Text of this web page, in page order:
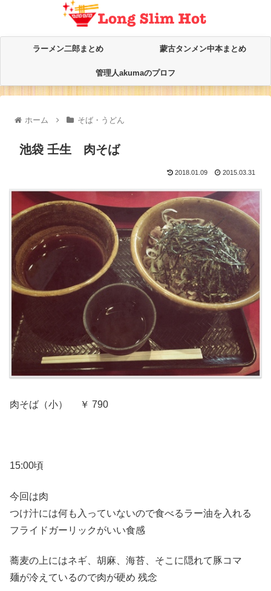
ラーメン二郎まとめ 蒙古タンメン中本まとめ
管理人akumaのプロフ
ホーム そば・うどん
池袋 壬生 肉そば
2018.01.09 2015.03.31
肉そば（小） ￥ 790
15:00頃
今回は肉
つけ汁には何も入っていないので食べるラー油を入れる
フライドガーリックがいい食感
蕎麦の上にはネギ、胡麻、海苔、そこに隠れて豚コマ
麺が冷えているので肉が硬め 残念